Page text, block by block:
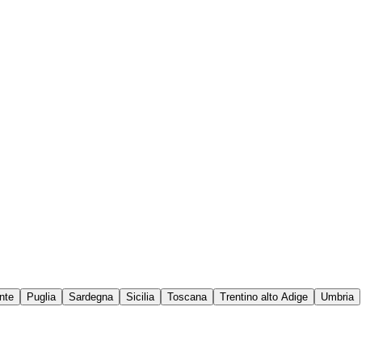
Puglia Sardegna Sicilia Toscana Trentino alto Adige
Umbria